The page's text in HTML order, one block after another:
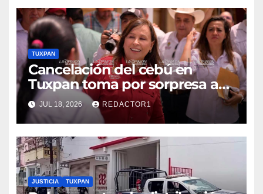
TUXPAN
Cancelación del cebú en
Tuxpan toma por sorpresa a
Nahle
JUL 18, 2026 REDACTOR1
JUSTICIA TUXPAN